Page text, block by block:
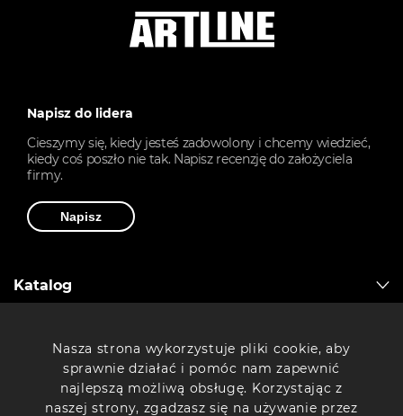
Napisz do lidera
Cieszymy się, kiedy jesteś zadowolony i chcemy wiedzieć,
kiedy coś poszło nie tak. Napisz recenzję do założyciela
firmy.
Napisz
Katalog
Artline
Drukarki 3D
Nasza strona wykorzystuje pliki cookie, aby
sprawnie działać i pomóc nam zapewnić
najlepszą możliwą obsługę. Korzystając z
naszej strony, zgadzasz się na używanie przez